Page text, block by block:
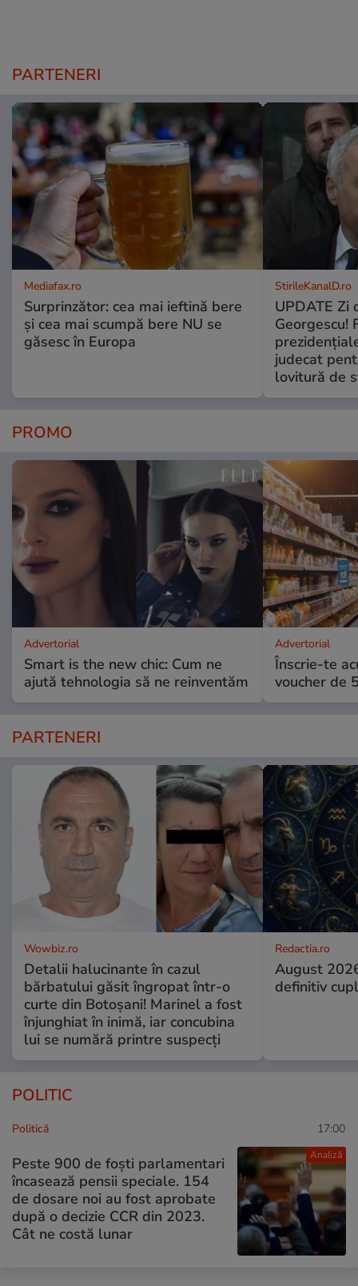
PARTENERI
Mediafax.ro
Surprinzător: cea mai ieftină bere
și cea mai scumpă bere NU se
găsesc în Europa
StirileKanalD.ro
UPDATE Zi
Georgescu!
judecat
lovitură de
PROMO
Advertorial
Smart is the new chic: Cum ne
ajută tehnologia să ne reinventăm
Advertorial
Înscrie-te
voucher de
PARTENERI
Wowbiz.ro
Detalii halucinante în cazul
bărbatului găsit îngropat într-o
curte din Botoșani! Marinel a fost
înjunghiat în inimă, iar concubina
lui se numără printre suspecți
Redactia.ro
August
definitiv
POLITIC
Analiză
Politică 17:00
Peste 900 de foști parlamentari
încasează pensii speciale. 154
de dosare noi au fost aprobate
după o decizie CCR din 2023.
Cât ne costă lunar